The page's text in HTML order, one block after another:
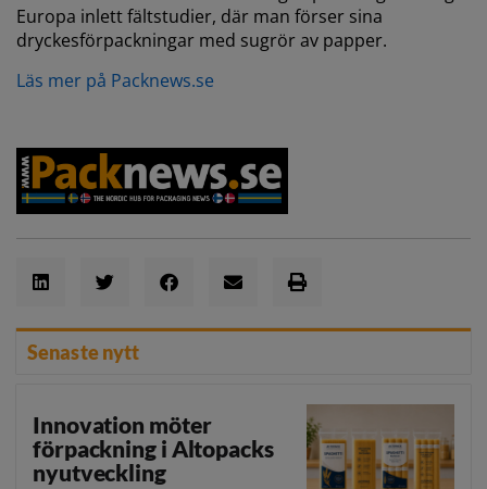
Europa inlett fältstudier, där man förser sina
dryckesförpackningar med sugrör av papper.
Läs mer på Packnews.se
Senaste nytt
Innovation möter
förpackning i Altopacks
nyutveckling